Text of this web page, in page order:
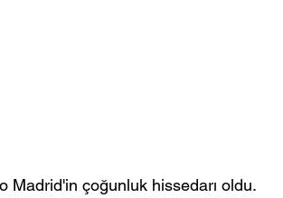
çoğunluk hissedarı oldu.